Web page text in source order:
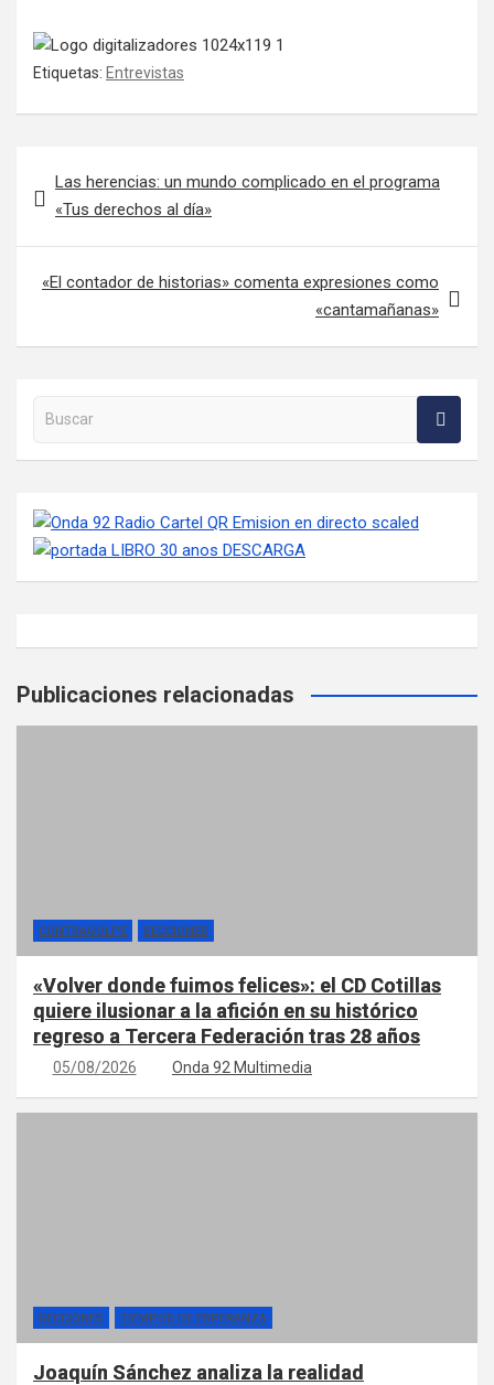
Etiquetas: Entrevistas
Las herencias: un mundo complicado en el programa
«Tus derechos al día»
«El contador de historias» comenta expresiones como
«cantamañanas»
Buscar en la web
Publicaciones relacionadas
CONTRAGOLPE SECCIONES
«Volver donde fuimos felices»: el CD Cotillas
quiere ilusionar a la afición en su histórico
regreso a Tercera Federación tras 28 años
05/08/2026 Onda 92 Multimedia
SECCIONES TIEMPOS DE ESPERANZA
Joaquín Sánchez analiza la realidad